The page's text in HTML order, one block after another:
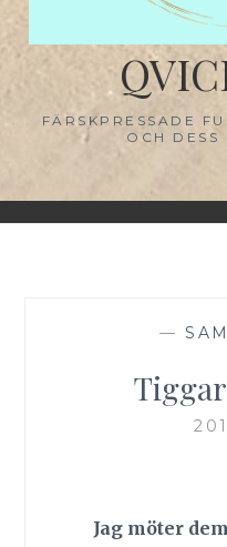
FÄRSKPRESSADE
OCH DESS
—
Jag möter